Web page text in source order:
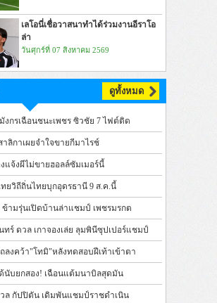
เลโอนี่เชื่อวาสนาทำได้ร่วมงานอีราโอ
ล่า
วันศุกร์ที่ 07 สิงหาคม 2569
ดูทั้งหมด
งกรเฉือนชนะเพชร ซิวชัย 7 ไฟต์ติด
ลิกาเผยจำใจขายกีมาไรช์
แจ้งผีไม่ขายฮอลล์ซัมเมอร์นี้
ยวิถีถิ่นไทยบุกอุดรธานี 9 ส.ค.นี้
ข้ามรุ่นเปิดบ้านล่าแชมป์ เพชรมรกต
ทร์ ดวล เกาจองเล่ย ลุมพินีซุปเปอร์แชมป์
ลงคว้า"โทมิ"หลังทดสอบฝีเท้าเข้าตา
นับยกสอง! เฉือนแต้มนาบิลสุดมัน
ล กัปปิตัน เดิมพันแชมป์ราชดำเนิน